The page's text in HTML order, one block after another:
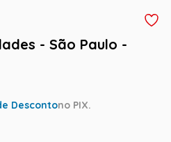
- São Paulo -
Descontono PIX.